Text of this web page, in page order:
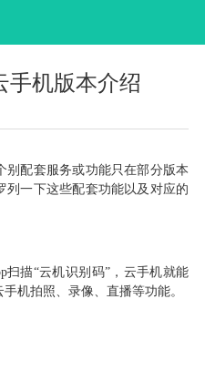
手机版本介绍
别配套服务或功能只在部分版本
列一下这些配套功能以及对应的
扫描“云机识别码”，云手机就能
机拍照、录像、直播等功能。